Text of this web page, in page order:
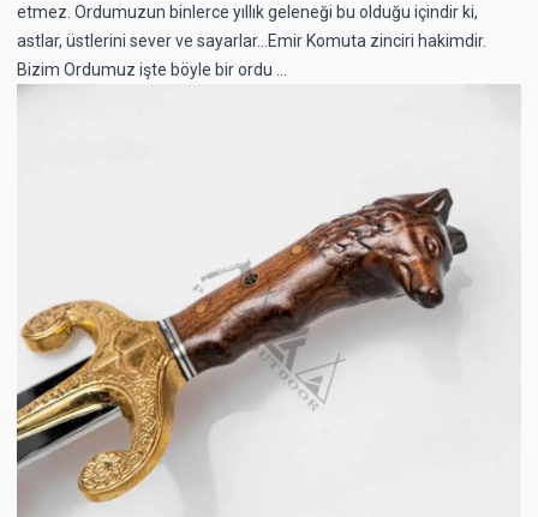
etmez. Ordumuzun binlerce yıllık geleneği bu olduğu içindir ki,
astlar, üstlerini sever ve sayarlar...Emir Komuta zinciri hakimdir.
Bizim Ordumuz işte böyle bir ordu ...